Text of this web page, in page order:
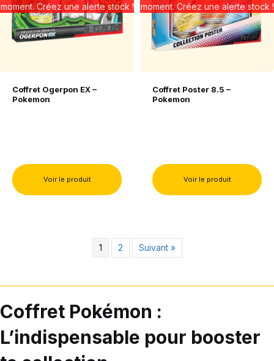
moment. Créez une alerte stock !
Coffret Ogerpon EX –
Pokemon
Voir le produit
moment. Créez une alerte stock !
Coffret Poster 8.5 –
Pokemon
Voir le produit
1 2 Suivant »
Coffret Pokémon :
L’indispensable pour booster